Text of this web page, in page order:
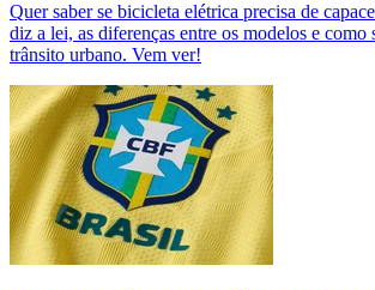
Quer saber se bicicleta elétrica precisa de
diz a lei, as diferenças entre os modelos e como
trânsito urbano. Vem ver!